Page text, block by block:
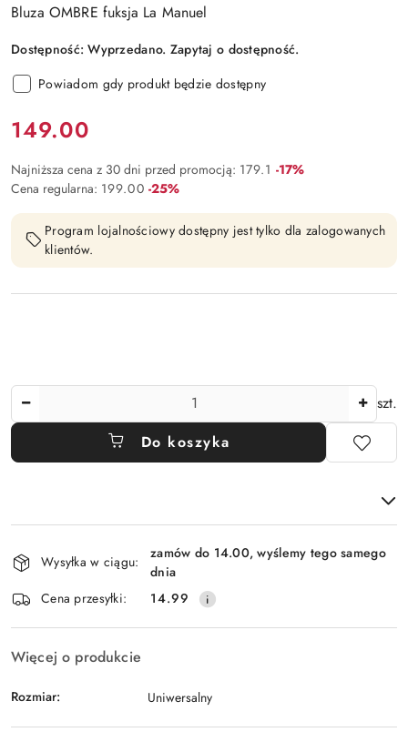
Bluza OMBRE fuksja La Manuel
Dostępność:Wyprzedano. Zapytaj o dostępność.
Powiadom gdy produkt będzie dostępny
Cena:
149.00
Najniższa cena z 30 dni przed promocją: 179.1 Rabat:
-17%
Cena regularna: 199.00 Rabat:
-25%
Program lojalnościowy dostępny jest tylko dla zalogowanych
klientów.
szt.
Do koszyka
Dostępność
i
dostawa
Wysyłka w ciągu:
zamów do 14.00, wyślemy tego samego
dnia
Cena przesyłki:
14.99
Więcej o produkcie
Rozmiar: Uniwersalny